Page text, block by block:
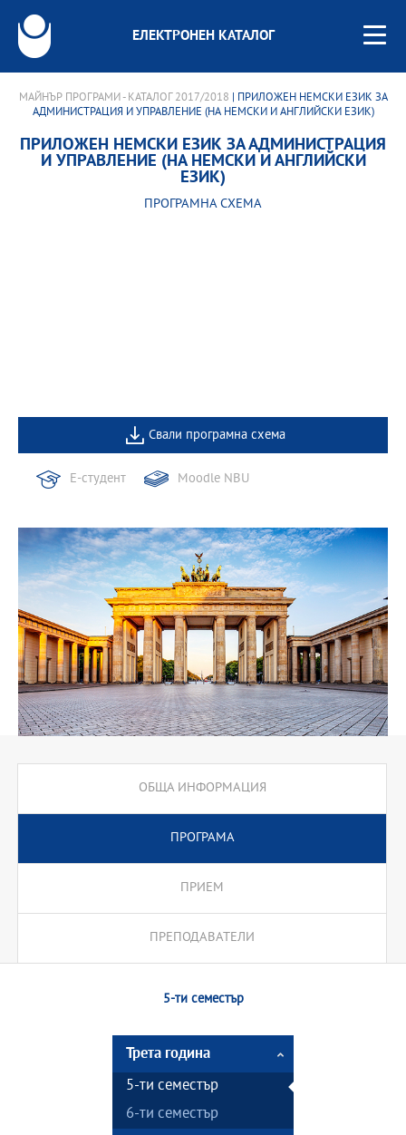
ЕЛЕКТРОНЕН КАТАЛОГ
МАЙНЪР ПРОГРАМИ - КАТАЛОГ 2017/2018 | ПРИЛОЖEН НЕМСКИ ЕЗИК ЗА
АДМИНИСТРАЦИЯ И УПРАВЛЕНИЕ (НА НЕМСКИ И АНГЛИЙСКИ ЕЗИК)
ПРИЛОЖEН НЕМСКИ ЕЗИК ЗА АДМИНИСТРАЦИЯ
И УПРАВЛЕНИЕ (НА НЕМСКИ И АНГЛИЙСКИ
ЕЗИК)
ПРОГРАМНА СХЕМА
Свали програмна схема
Е-студент Moodle NBU
ОБЩА ИНФОРМАЦИЯ
ПРОГРАМА
ПРИЕМ
ПРЕПОДАВАТЕЛИ
5-ти семестър
Трета година
5-ти семестър
6-ти семестър